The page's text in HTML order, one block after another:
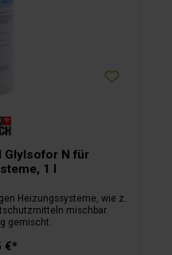
N für
1 l
Heizungssysteme, wie z.
mischbar.
gemischt.
€*